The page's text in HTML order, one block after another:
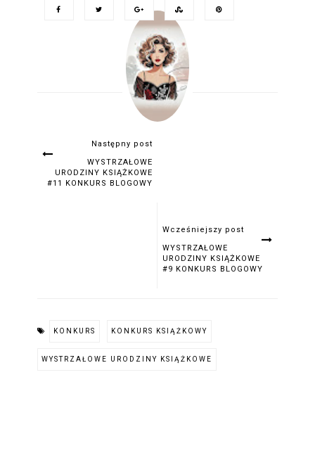
Następny post
WYSTRZAŁOWE
URODZINY KSIĄŻKOWE
#11 KONKURS BLOGOWY
Wcześniejszy post
WYSTRZAŁOWE
URODZINY KSIĄŻKOWE
#9 KONKURS BLOGOWY
KONKURS KONKURS KSIĄŻKOWY
WYSTRZAŁOWE URODZINY KSIĄŻKOWE